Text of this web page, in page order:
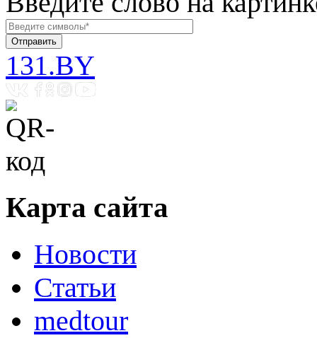
131.BY
Карта сайта
Новости
Статьи
medtour